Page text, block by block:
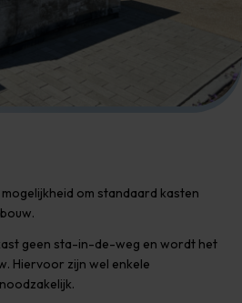
om standaard kasten
geen sta-in-de-weg en wordt het
Hiervoor zijn wel enkele